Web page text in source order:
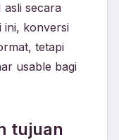
asli secara
ini, konversi
tetapi
usable bagi
tujuan